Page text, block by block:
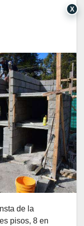
de la
pisos, 8 en
X